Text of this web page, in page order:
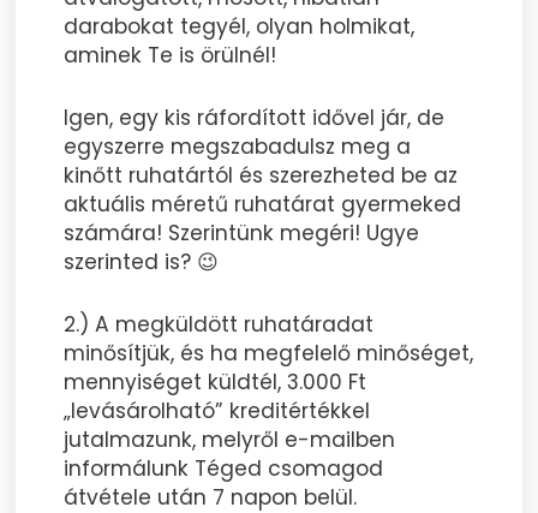
darabokat tegyél, olyan holmikat,
aminek Te is örülnél!
Igen, egy kis ráfordított idővel jár, de
egyszerre megszabadulsz meg a
kinőtt ruhatártól és szerezheted be az
aktuális méretű ruhatárat gyermeked
számára! Szerintünk megéri! Ugye
szerinted is? 😉
2.) A megküldött ruhatáradat
minősítjük, és ha megfelelő minőséget,
mennyiséget küldtél, 3.000 Ft
„levásárolható” kreditértékkel
jutalmazunk, melyről e-mailben
informálunk Téged csomagod
átvétele után 7 napon belül.